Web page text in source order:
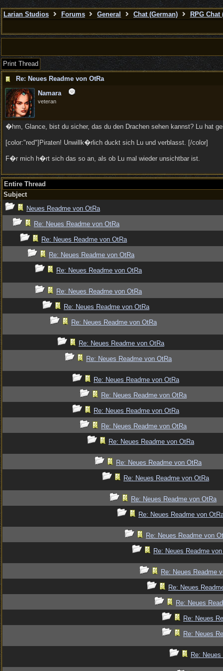
Larian Studios Forums General Chat (German) RPG Chat
Print Thread
Re: Neues Readme von OtRa
Namara
veteran
�hm, Glance, bist du sicher, das du den Drachen sehen kannst? Lu hat
[color:"red"]Piraten! Unwillk�rlich duckt sich Lu und verblasst. [/color]
F�r mich h�rt sich das so an, als ob Lu mal wieder unsichtbar ist.
Entire Thread
Subject
Neues Readme von OtRa
Re: Neues Readme von OtRa
Re: Neues Readme von OtRa
Re: Neues Readme von OtRa
Re: Neues Readme von OtRa
Re: Neues Readme von OtRa
Re: Neues Readme von OtRa
Re: Neues Readme von OtRa
Re: Neues Readme von OtRa
Re: Neues Readme von OtRa
Re: Neues Readme von OtRa
Re: Neues Readme von OtRa
Re: Neues Readme von OtRa
Re: Neues Readme von OtRa
Re: Neues Readme von OtRa
Re: Neues Readme von OtRa
Re: Neues Readme von OtRa
Re: Neues Readme von OtRa
Re: Neues Readme von
Re: Neues Readme von
Re: Neues Readme
Re: Neues Readme
Re: Neues
Re: Neues
Re: Neues
Re: Neues
Re: